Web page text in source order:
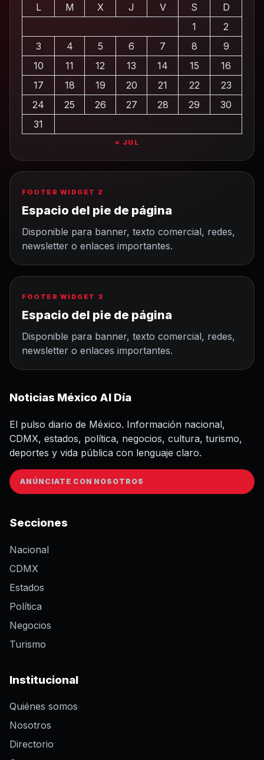
L
M X J V S
D
1
2
3
4 5 6 7 8
9
10
11 12 13 14 15
16
17
18 19 20 21 22
23
24
25 26 27 28 29
30
31
« JUL
FOOTER WIDGET 2
Espacio del pie de página
Disponible para banner, texto comercial, redes,
newsletter o enlaces importantes.
FOOTER WIDGET 3
Espacio del pie de página
Disponible para banner, texto comercial, redes,
newsletter o enlaces importantes.
Noticias México Al Día
El pulso diario de México. Información nacional,
CDMX, estados, política, negocios, cultura, turismo,
deportes y vida pública con lenguaje claro.
ANÚNCIATE CON NOSOTROS
Secciones
Nacional
CDMX
Estados
Política
Negocios
Turismo
Institucional
Quiénes somos
Nosotros
Directorio